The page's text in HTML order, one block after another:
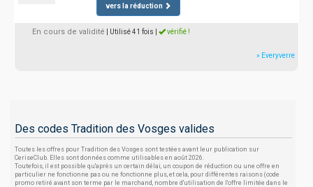
vers la réduction
En cours de validité | Utilisé 41 fois vérifié !
» Everyverre
Des codes Tradition des Vosges valides
Toutes les offres pour Tradition des Vosges sont testées avant leur publication sur
CeriseClub. Elles sont données comme utilisables en août 2026.
Toutefois, il est possible qu'après un certain délai, un coupon de réduction ou une offre en
particulier ne fonctionne pas ou ne fonctionne plus, et cela, pour différentes raisons (code
promo retiré avant son terme par le marchand, nombre d'utilisation de l'offre limitée dans le